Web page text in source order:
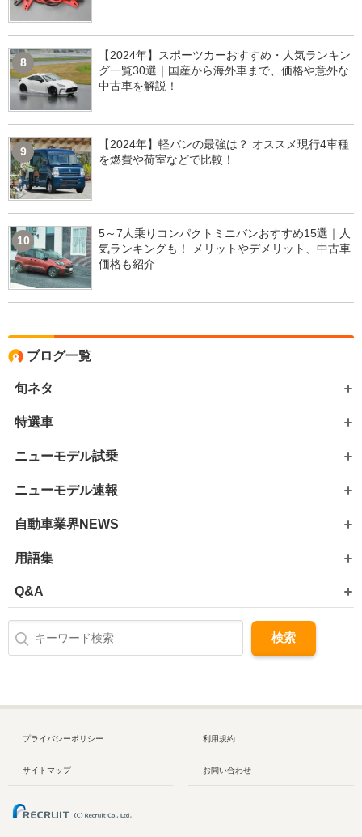
8
【2024年】スポーツカーおすすめ・人気ランキン
グ一覧30選｜国産から海外車まで、価格や意外な
中古車を解説！
9
【2024年】軽バンの最強は？ オススメ現行4車種
を燃費や荷室などで比較！
10
5～7人乗りコンパクトミニバンおすすめ15選｜人
気ランキングも！ メリットやデメリット、中古車
価格も紹介
ブログ一覧
旬ネタ
特選車
ニューモデル試乗
ニューモデル速報
自動車業界NEWS
用語集
Q&A
プライバシーポリシー 利用規約
サイトマップ お問い合わせ